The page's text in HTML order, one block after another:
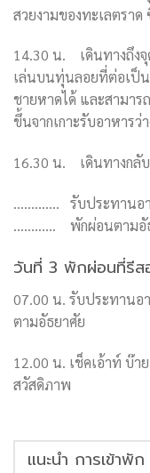
สวยงามของทะเลตราด
14.30 น. เดินทางถึง
เล่นบนทุ่นลอยที่ต่อเป็
ชายหาดได้ และสามาร
ขึ้นจากเกาะรับอาหารว่
16.30 น. เดินทางกลั
…………. รับประทานอ
…………
พักผ่อนตามอั
วันที่ 3 พักผ่อนที่รีส
07.00 น. รับประทานอ
ตามอัธยาศัย
12.00 น. เช็คเอ้าท์ บ๊า
สวัสดิภาพ
แนะนำ การเข้าพั